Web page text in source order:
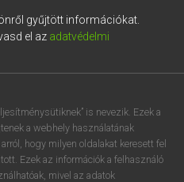
gyűjtött információkat.
el az adatvédelmi
is nevezik. Ezek a
a webhely használatának
hogy milyen oldalakat keresett fel
Ezek az információk a felhasználó
mivel az adatok
ö ü ó
o p ő ú
é á ű Ω
. - AltGr